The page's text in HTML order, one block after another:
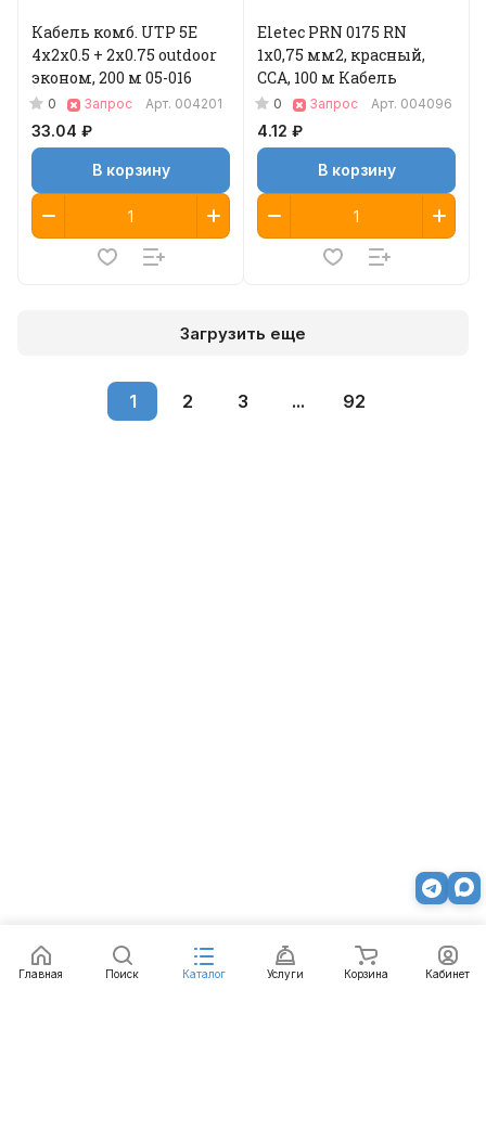
Кабель комб. UTP 5E
4x2x0.5 + 2x0.75 outdoor
эконом, 200 м 05-016
0 Запрос Арт. 004201
33.04 ₽
В корзину
Eletec PRN 0175 RN
1х0,75 мм2, красный,
ССА, 100 м Кабель
0 Запрос Арт. 004096
4.12 ₽
В корзину
Загрузить еще
1 2 3 ... 92
Главная Поиск Каталог Услуги Корзина Кабинет